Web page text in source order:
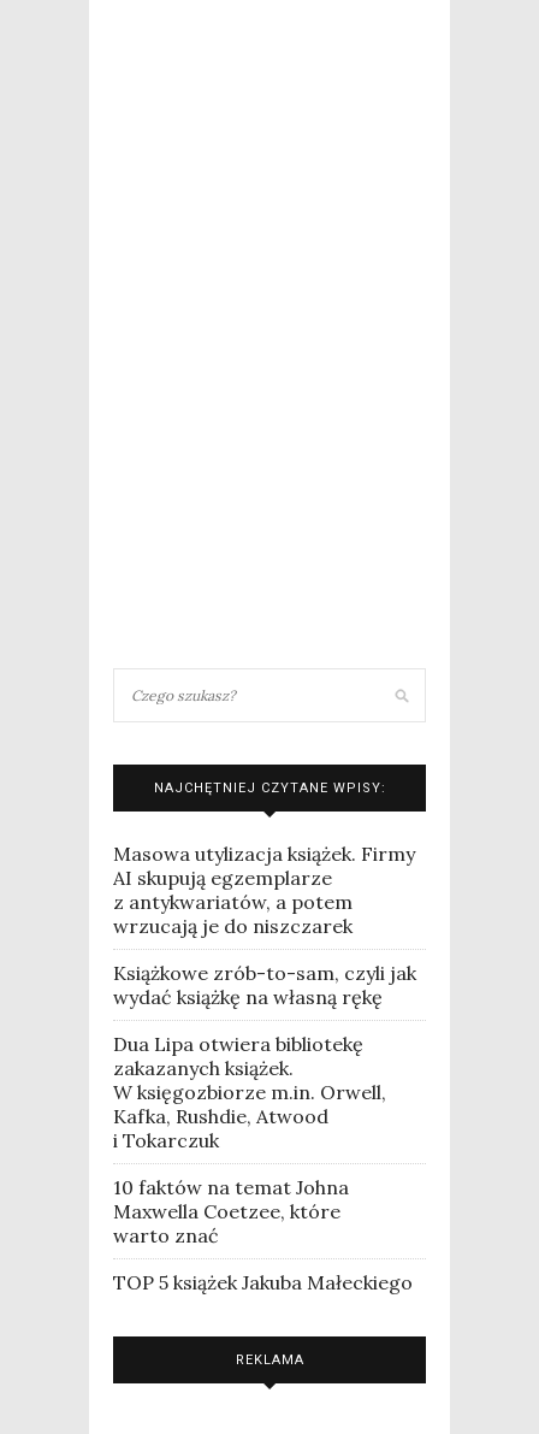
NAJCHĘTNIEJ CZYTANE WPISY:
Masowa utylizacja książek. Firmy
AI skupują egzemplarze
z antykwariatów, a potem
wrzucają je do niszczarek
Książkowe zrób-to-sam, czyli jak
wydać książkę na własną rękę
Dua Lipa otwiera bibliotekę
zakazanych książek.
W księgozbiorze m.in. Orwell,
Kafka, Rushdie, Atwood
i Tokarczuk
10 faktów na temat Johna
Maxwella Coetzee, które
warto znać
TOP 5 książek Jakuba Małeckiego
REKLAMA